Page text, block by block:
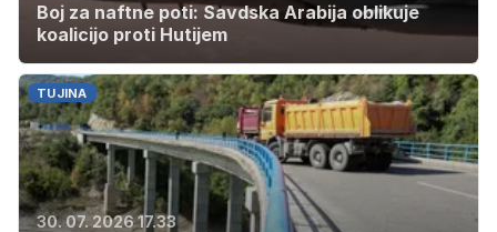
Boj za naftne poti: Savdska Arabija oblikuje
koalicijo proti Hutijem
TUJINA
30. 07. 2026 17.33